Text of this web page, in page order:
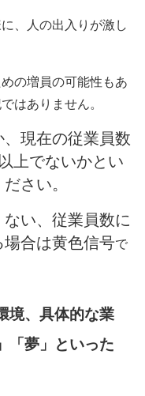
、人の出入りが激し
の増員の可能性もあ
はありません。
現在の従業員数
上でないかとい
さい。
い、従業員数に
合は黄色信号で
境、具体的な業
「夢」といった